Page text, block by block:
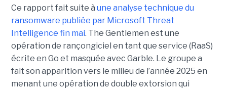
Ce rapport fait suite à une analyse technique du
ransomware publiée par Microsoft Threat
Intelligence fin mai. The Gentlemen est une
opération de rançongiciel en tant que service (RaaS)
écrite en Go et masquée avec Garble. Le groupe a
fait son apparition vers le milieu de l’année 2025 en
menant une opération de double extorsion qui